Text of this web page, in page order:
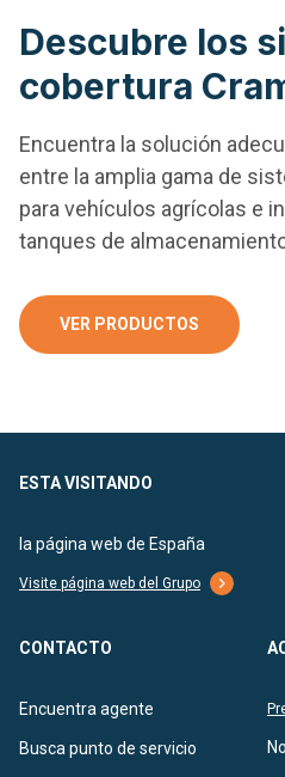
Descubre los
cobertura
Encuentra la solución
entre la amplia gama de
para vehículos agrícolas e
tanques de
VER PRODUCTOS
ESTA VISITANDO
la página web de España
Visite página web del Grupo
CONTACTO
Encuentra agente
Busca punto de servicio